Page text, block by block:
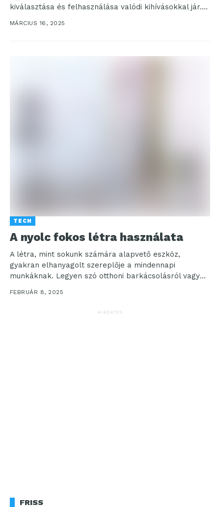
kiválasztása és felhasználása valódi kihívásokkal jár.
Ezért érdemes körültekintően összeválogatni...
MÁRCIUS 16, 2025
TECH
A nyolc fokos létra használata
A létra, mint sokunk számára alapvető eszköz,
gyakran elhanyagolt szereplője a mindennapi
munkáknak. Legyen szó otthoni barkácsolásról vagy
professzionális feladatokról, a megfelelő stabilitás...
FEBRUÁR 8, 2025
HIRDETÉS
FRISS